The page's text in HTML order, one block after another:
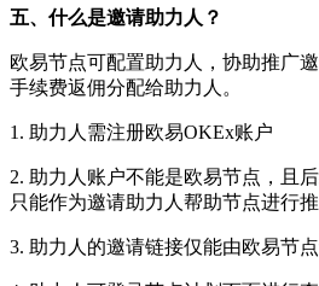
五、什么是邀请助力人？
欧易节点可配置助力人，协助推广
手续费返佣分配给助力人。
1. 助力人需注册欧易OKEx账户
2. 助力人账户不能是欧易节点，且
只能作为邀请助力人帮助节点进行
3. 助力人的邀请链接仅能由欧易节